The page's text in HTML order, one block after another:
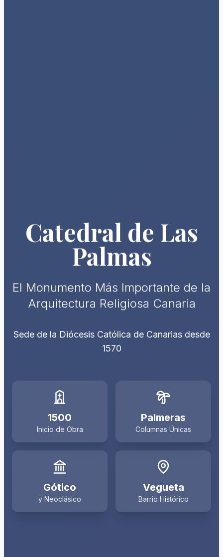
Catedral de Las
Palmas
El Monumento Más Importante de la
Arquitectura Religiosa Canaria
Sede de la Diócesis Católica de Canarias desde
1570
1500
Inicio de Obra
Palmeras
Columnas Únicas
Gótico
y Neoclásico
Vegueta
Barrio Histórico